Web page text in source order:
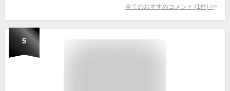
全てのおすすめコメント (1 件) >
5